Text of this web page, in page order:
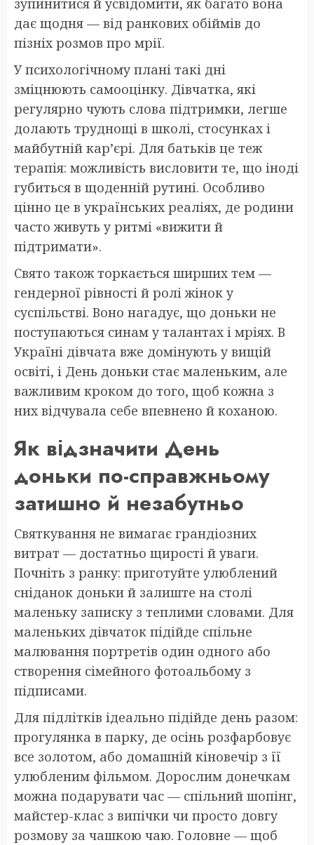
дає щодня — від ранкових обіймів до
пізніх розмов про мрії.
У психологічному плані такі дні
зміцнюють самооцінку. Дівчатка, які
регулярно чують слова підтримки, легше
долають труднощі в школі, стосунках і
майбутній кар’єрі. Для батьків це теж
терапія: можливість висловити те, що іноді
губиться в щоденній рутині. Особливо
цінно це в українських реаліях, де родини
часто живуть у ритмі «вижити й
підтримати».
Свято також торкається ширших тем —
гендерної рівності й ролі жінок у
суспільстві. Воно нагадує, що доньки не
поступаються синам у талантах і мріях. В
Україні дівчата вже домінують у вищій
освіті, і День доньки стає маленьким, але
важливим кроком до того, щоб кожна з
них відчувала себе впевнено й коханою.
Як відзначити День
доньки по-справжньому
затишно й незабутньо
Святкування не вимагає грандіозних
витрат — достатньо щирості й уваги.
Почніть з ранку: приготуйте улюблений
сніданок доньки й залиште на столі
маленьку записку з теплими словами. Для
маленьких дівчаток підійде спільне
малювання портретів один одного або
створення сімейного фотоальбому з
підписами.
Для підлітків ідеально підійде день разом:
прогулянка в парку, де осінь розфарбовує
все золотом, або домашній кіновечір з її
улюбленим фільмом. Дорослим донечкам
можна подарувати час — спільний шопінг,
майстер-клас з випічки чи просто довгу
розмову за чашкою чаю. Головне — щоб